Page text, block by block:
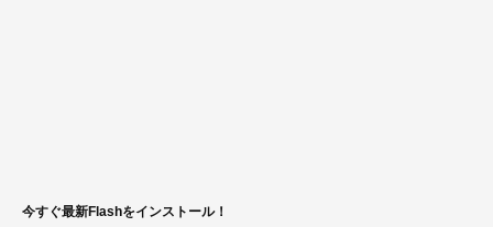
今すぐ最新Flashをインストール！